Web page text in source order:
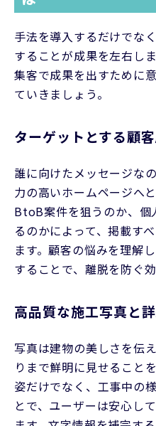
手法を導入するだけでな
することが成果を左右し
集客で成果を出すために
ていきましょう。
ターゲットとする顧
誰に向けたメッセージな
力の高いホームページへ
BtoB案件を狙うのか、個
るのかによって、掲載す
ます。顧客の悩みを理解
することで、離脱を防ぐ
高品質な施工写真と
写真は建物の美しさを伝
りまで鮮明に見せること
姿だけでなく、工事中の
とで、ユーザーは安心し